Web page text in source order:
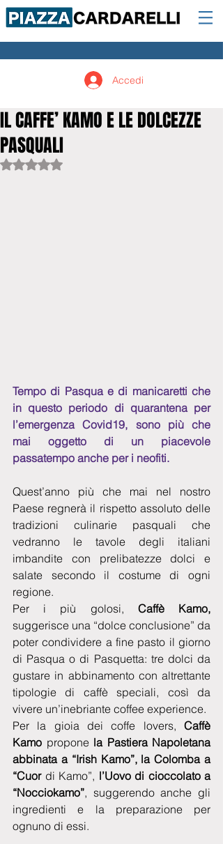
Accedi
IL CAFFE’ KAMO E LE DOLCEZZE
PASQUALI
Valutazione NaN stelle su 5.
Tempo di Pasqua e di manicaretti che
in questo periodo di quarantena per
l’emergenza Covid19, sono più che
mai oggetto di un piacevole
passatempo anche per i neofiti.
Quest’anno più che mai nel nostro
Paese regnerà il rispetto assoluto delle
tradizioni culinarie pasquali che
vedranno le tavole degli italiani
imbandite con prelibatezze dolci e
salate secondo il costume di ogni
regione.
Per i più golosi, Caffè Kamo,
suggerisce una “dolce conclusione” da
poter condividere a fine pasto il giorno
di Pasqua o di Pasquetta: tre dolci da
gustare in abbinamento con altrettante
tipologie di caffè speciali, così da
vivere un’inebriante coffee experience.
Per la gioia dei coffe lovers, Caffè
Kamo propone la Pastiera Napoletana
abbinata a “Irish Kamo”, la Colomba a
“Cuor di Kamo”, l’Uovo di cioccolato a
“Nocciokamo”, suggerendo anche gli
ingredienti e la preparazione per
ognuno di essi.